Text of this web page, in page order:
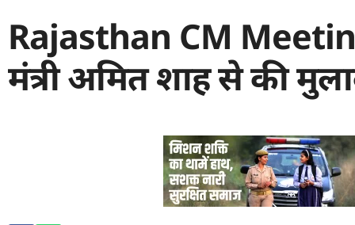
Rajasthan CM
मंत्री अमित शाह से की